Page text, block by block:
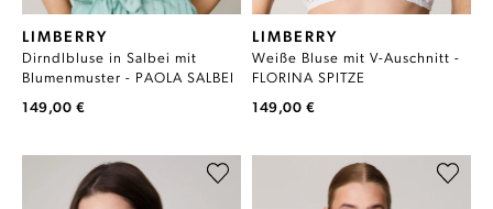
LIMBERRY
Dirndlbluse in Salbei mit
Blumenmuster - PAOLA SALBEI
149,00 €
LIMBERRY
Weiße Bluse mit V-Auschnitt -
FLORINA SPITZE
149,00 €